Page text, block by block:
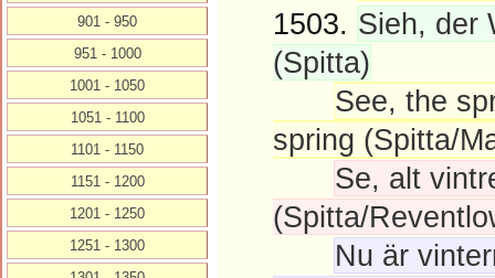
1503. Sieh, der
(Spitta)
See, the
spring (Spitta/
Se, alt
(Spitta/
Nu är
901 - 950
951 - 1000
1001 - 1050
1051 - 1100
1101 - 1150
1151 - 1200
1201 - 1250
1251 - 1300